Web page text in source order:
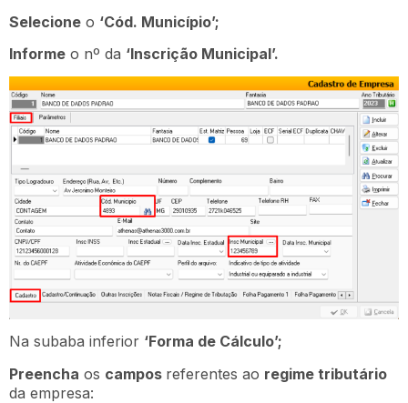
Selecione o ‘Cód. Município’;
Informe o nº da ‘Inscrição Municipal’.
Na subaba inferior ‘Forma de Cálculo’;
Preencha os campos referentes ao regime tributário
da empresa: